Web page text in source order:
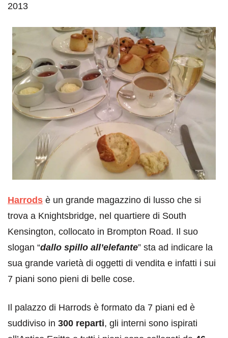
2013
Harrods è un grande magazzino di lusso che si
trova a Knightsbridge, nel quartiere di South
Kensington, collocato in Brompton Road. Il suo
slogan “dallo spillo all’elefante” sta ad indicare la
sua grande varietà di oggetti di vendita e infatti i sui
7 piani sono pieni di belle cose.
Il palazzo di Harrods è formato da 7 piani ed è
suddiviso in 300 reparti, gli interni sono ispirati